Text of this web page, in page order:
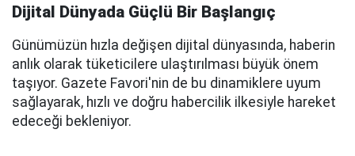
Dijital Dünyada Güçlü Bir Başlangıç
Günümüzün hızla değişen dijital dünyasında, haberin
anlık olarak tüketicilere ulaştırılması büyük önem
taşıyor. Gazete Favori'nin de bu dinamiklere uyum
sağlayarak, hızlı ve doğru habercilik ilkesiyle hareket
edeceği bekleniyor.